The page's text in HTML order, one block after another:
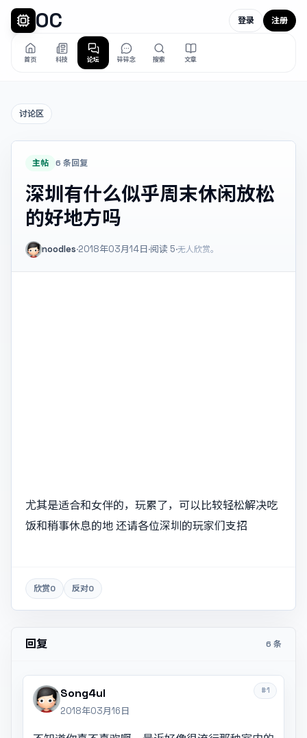
OC
首页 科技 论坛 碎碎念 搜索 文章
登录 注册
讨论区
主帖 6 条回复
深圳有什么似乎周末休闲放松
的好地方吗
noodles·2018年03月14日·阅读 5·无人欣赏。
尤其是适合和女伴的，玩累了，可以比较轻松解决吃
饭和稍事休息的地 还请各位深圳的玩家们支招
欣赏0 反对0
回复 6 条
#1
Song4uI
2018年03月16日